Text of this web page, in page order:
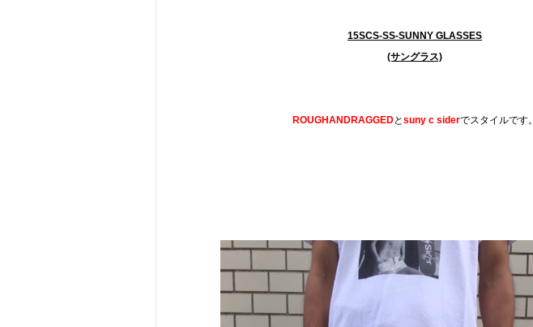
15SCS-SS-SUNNY GLASSES
(サングラス)
ROUGHANDRAGGEDとsuny c siderでスタイルです。